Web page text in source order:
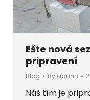
Ešte nová
pripravení
Blog By admin
Náš tím je